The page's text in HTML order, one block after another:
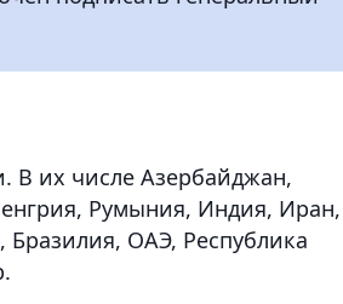
В их числе Азербайджан,
Румыния, Индия, Иран,
ОАЭ, Республика